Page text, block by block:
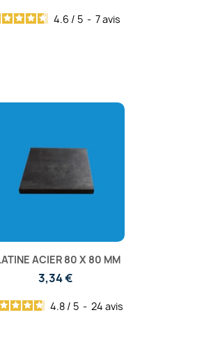
4.6 / 5 - 7avis
ACIER 80 X 80 MM
3,34 €
4.8 / 5 - 24 avis